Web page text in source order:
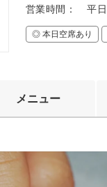
営業時間：
平
◎ 本日空席あり
メニュー